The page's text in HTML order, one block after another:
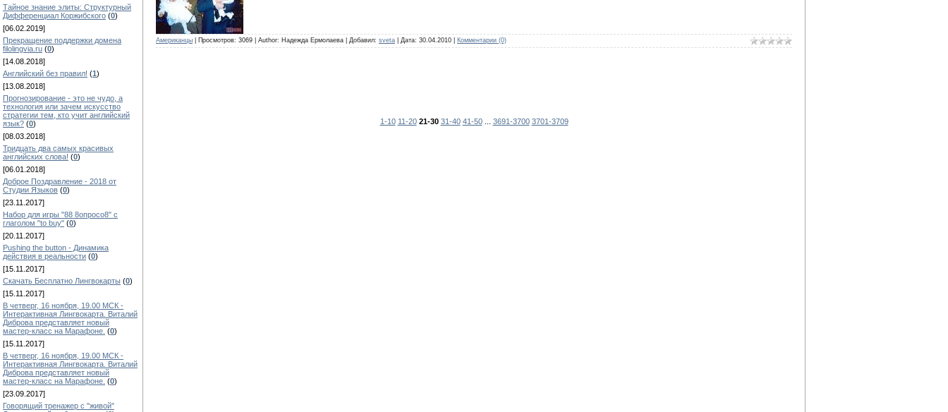
Тайное знание элиты: Структурный
Дифференциал Коржибского (0)
[06.02.2019]
Прекращение поддержки домена
filolingvia.ru (0)
[14.08.2018]
Английский без правил! (1)
[13.08.2018]
Прогнозирование - это не чудо, а
технология или зачем искусство
стратегии тем, кто учит английский
язык? (0)
[08.03.2018]
Тридцать два самых красивых
английских слова! (0)
[06.01.2018]
Доброе Поздравление - 2018 от
Студии Языков (0)
[23.11.2017]
Набор для игры "88 8опросо8" с
глаголом "to buy" (0)
[20.11.2017]
Pushing the button - Динамика
действия в реальности (0)
[15.11.2017]
Скачать Бесплатно Лингвокарты (0)
[15.11.2017]
В четверг, 16 ноября, 19.00 МСК -
Интерактивная Лингвокарта. Виталий
Диброва представляет новый
мастер-класс на Марафоне. (0)
[15.11.2017]
В четверг, 16 ноября, 19.00 МСК -
Интерактивная Лингвокарта. Виталий
Диброва представляет новый
мастер-класс на Марафоне. (0)
[23.09.2017]
Говорящий тренажер с "живой"
Американцы | Просмотров: 3069 | Author: Надежда Ермолаева | Добавил: sveta | Дата: 30.04.2010 Комментарии (0)
1-10 11-20 21-30 31-40 41-50 3691-3700 3701-3709